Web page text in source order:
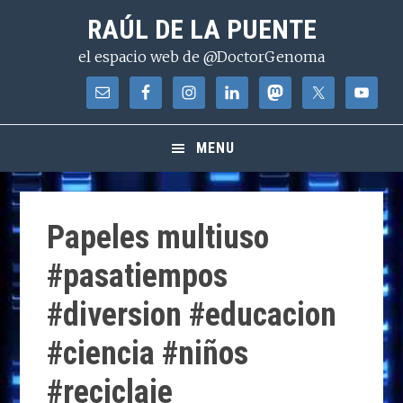
contenido
RAÚL DE LA PUENTE
el espacio web de @DoctorGenoma
MENU
Papeles multiuso
#pasatiempos
#diversion #educacion
#ciencia #niños
#reciclaje